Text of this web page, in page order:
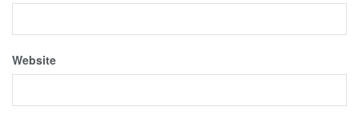
Website